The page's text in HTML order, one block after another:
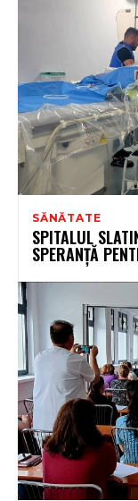
SĂNĂTATE
SPITALUL
SPERANȚĂ